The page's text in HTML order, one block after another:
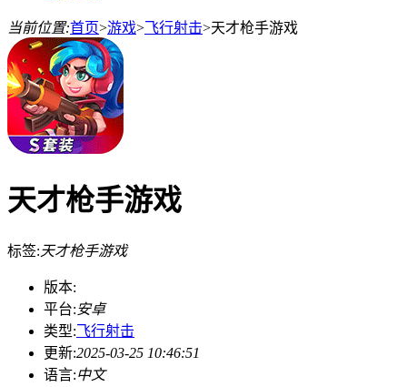
当前位置:首页>游戏>飞行射击>天才枪手游戏
天才枪手游戏
标签:天才枪手游戏
版本:
平台:安卓
类型:飞行射击
更新:2025-03-25 10:46:51
语言:中文